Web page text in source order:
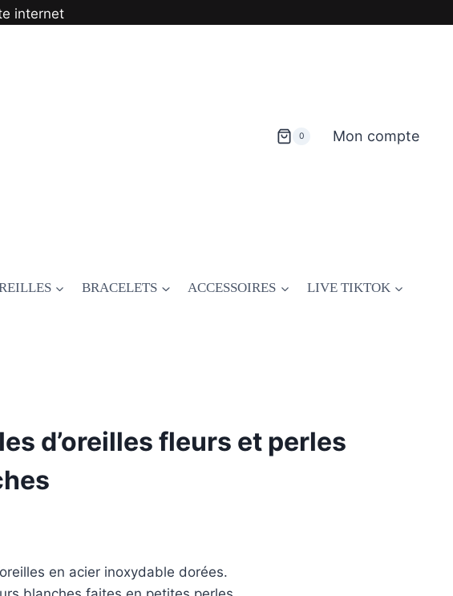
internet
0 Mon compte
BRACELETS ACCESSOIRES LIVE TIKTOK
d’oreilles fleurs et perles
en acier inoxydable dorées.